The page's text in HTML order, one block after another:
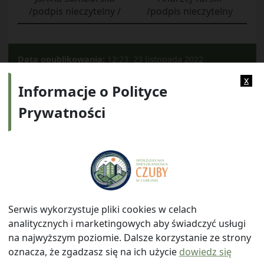
/podpis nieczytelny /
/podpis nieczytelny
Data opublikowania: 12:23, 23 listopada 2022
ul. Watykańska 6, 20-538 Lublin
Telefon: 814641700 E-mail: info@smczuby.pl
x
Informacje o Polityce
Prywatności
Serwis wykorzystuje pliki cookies w celach
analitycznych i marketingowych aby świadczyć usługi
na najwyższym poziomie. Dalsze korzystanie ze strony
oznacza, że zgadzasz się na ich użycie dowiedz się